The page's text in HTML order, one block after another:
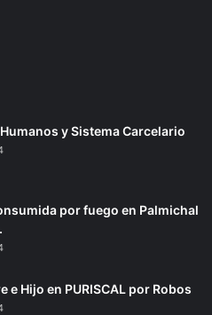
y Sistema Carcelario
por fuego en Palmichal
e Hijo en PURISCAL por Robos